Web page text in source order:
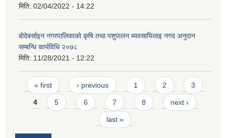
मिति: 02/04/2022 - 14:22
बाेदेबर्साइन नगरपालिकाकाे कृषि तथा पशुपालन ब्यवसायिलाइ नगद अनुदान
सम्बन्धि कार्यविधि २०७८
मिति: 11/28/2021 - 12:22
Pages
« first ‹ previous 1 2 3
4 5 6 7 8 next ›
last »